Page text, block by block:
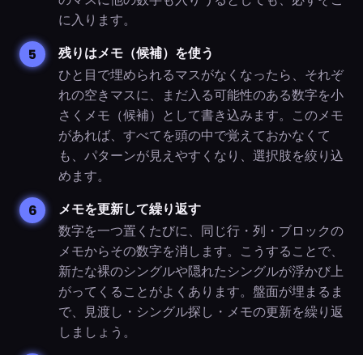
に入ります。
残りはメモ（候補）を使う
ひと目で埋められるマスがなくなったら、それぞ
れの空きマスに、まだ入る可能性のある数字を小
さくメモ（候補）として書き込みます。このメモ
があれば、すべてを頭の中で覚えておかなくて
も、パターンが見えやすくなり、選択肢を絞り込
めます。
メモを更新して繰り返す
数字を一つ置くたびに、同じ行・列・ブロックの
メモからその数字を消します。こうすることで、
新たな裸のシングルや隠れたシングルが浮かび上
がってくることがよくあります。盤面が埋まるま
で、見渡し・シングル探し・メモの更新を繰り返
しましょう。